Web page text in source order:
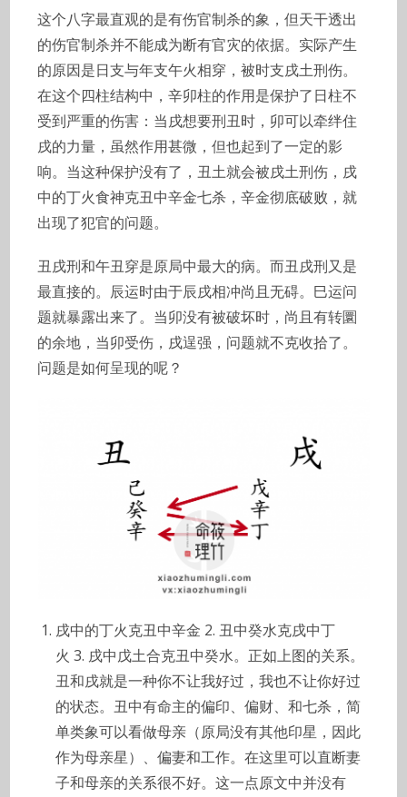
这个八字最直观的是有伤官制杀的象，但天干透出
的伤官制杀并不能成为断有官灾的依据。实际产生
的原因是日支与年支午火相穿，被时支戌土刑伤。
在这个四柱结构中，辛卯柱的作用是保护了日柱不
受到严重的伤害：当戌想要刑丑时，卯可以牵绊住
戌的力量，虽然作用甚微，但也起到了一定的影
响。当这种保护没有了，丑土就会被戌土刑伤，戌
中的丁火食神克丑中辛金七杀，辛金彻底破败，就
出现了犯官的问题。
丑戌刑和午丑穿是原局中最大的病。而丑戌刑又是
最直接的。辰运时由于辰戌相冲尚且无碍。巳运问
题就暴露出来了。当卯没有被破坏时，尚且有转圜
的余地，当卯受伤，戌逞强，问题就不克收拾了。
问题是如何呈现的呢？
戌中的丁火克丑中辛金 2. 丑中癸水克戌中丁
火 3. 戌中戊土合克丑中癸水。正如上图的关系。
丑和戌就是一种你不让我好过，我也不让你好过
的状态。丑中有命主的偏印、偏财、和七杀，简
单类象可以看做母亲（原局没有其他印星，因此
作为母亲星）、偏妻和工作。在这里可以直断妻
子和母亲的关系很不好。这一点原文中并没有